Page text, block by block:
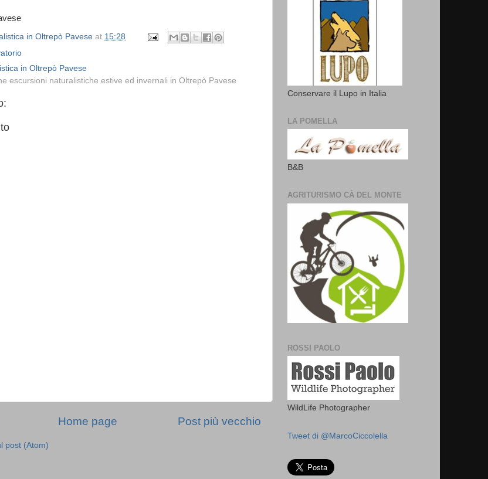
in Oltrepò Pavese at 15:28
in Oltrepò Pavese
escursioni naturalistiche estive ed invernali in Oltrepò Pavese
Post più vecchio
Home page
post (Atom)
Conservare il Lupo in Italia
LA POMELLA
B&B
AGRITURISMO CÀ DEL MONTE
ROSSI PAOLO
WildLife Photographer
Tweet di @MarcoCiccolella